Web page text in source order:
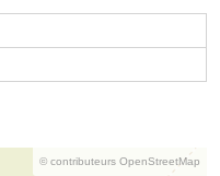
© contributeurs OpenStreetMap